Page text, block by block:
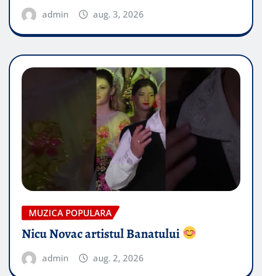
admin aug. 3, 2026
MUZICA POPULARA
Nicu Novac artistul Banatului
admin aug. 2, 2026